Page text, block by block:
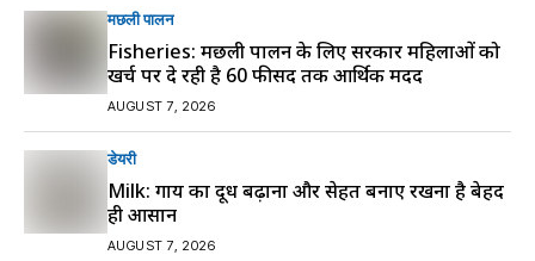
मछली पालन
Fisheries: मछली पालन के लिए सरकार महिलाओं को
खर्च पर दे रही है 60 फीसद तक आर्थिक मदद
AUGUST 7, 2026
डेयरी
Milk: गाय का दूध बढ़ाना और सेहत बनाए रखना है बेहद
ही आसान
AUGUST 7, 2026